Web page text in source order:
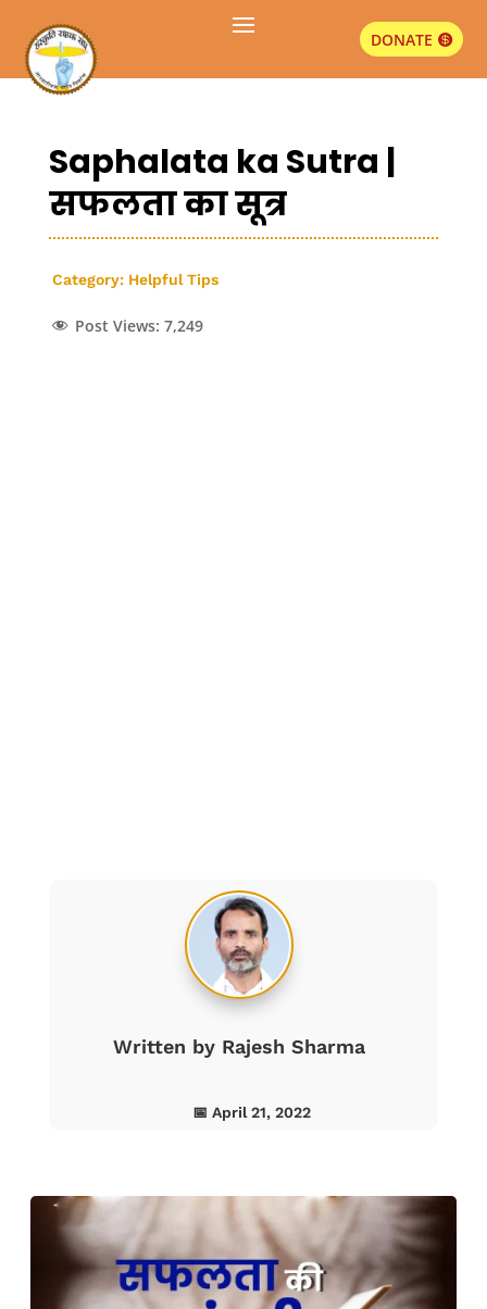
DONATE
Saphalata ka Sutra |
सफलता का सूत्र
Category: Helpful Tips
Post Views: 7,249
Written by Rajesh Sharma
📅 April 21, 2022